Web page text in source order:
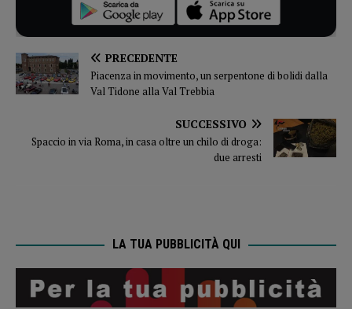
PRECEDENTE
Piacenza in movimento, un serpentone di bolidi dalla
Val Tidone alla Val Trebbia
SUCCESSIVO
Spaccio in via Roma, in casa oltre un chilo di droga:
due arresti
LA TUA PUBBLICITÀ QUI